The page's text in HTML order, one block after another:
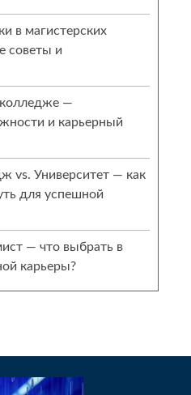
в магистерских
советы и
колледже —
и карьерный
vs. Университет — как
для успешной
— что выбрать в
карьеры?